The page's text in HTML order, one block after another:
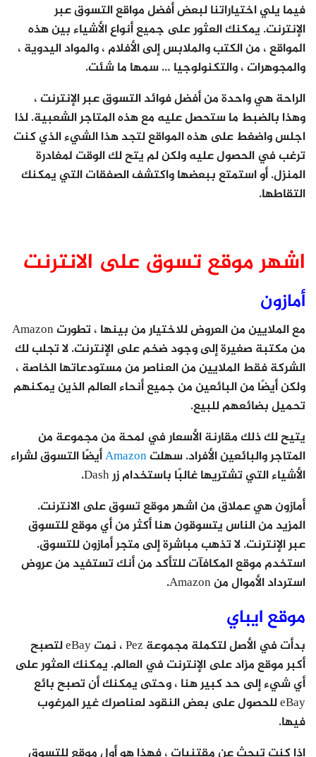
فيما يلي اختياراتنا لبعض أفضل مواقع التسوق عبر
الإنترنت. يمكنك العثور على جميع أنواع الأشياء بين هذه
المواقع ، من الكتب والملابس إلى الأفلام ، والمواد اليدوية ،
والمجوهرات ، والتكنولوجيا … سمها ما شئت.
الراحة هي واحدة من أفضل فوائد التسوق عبر الإنترنت ،
وهذا بالضبط ما ستحصل عليه مع هذه المتاجر الشعبية. لذا
اجلس واضغط على هذه المواقع لتجد هذا الشيء الذي كنت
ترغب في الحصول عليه ولكن لم يتح لك الوقت لمغادرة
المنزل. أو استمتع ببعضها واكتشف الصفقات التي يمكنك
التقاطها.
اشهر موقع تسوق على الانترنت
أمازون
مع الملايين من العروض للاختيار من بينها ، تطورت Amazon
من مكتبة صغيرة إلى وجود ضخم على الإنترنت. لا تجلب لك
الشركة فقط الملايين من العناصر من مستودعاتها الخاصة ،
ولكن أيضًا من البائعين من جميع أنحاء العالم الذين يمكنهم
تحميل بضائعهم للبيع.
يتيح لك ذلك مقارنة الأسعار في لمحة من مجموعة من
المتاجر والبائعين الأفراد. سهلتAmazonأيضًا التسوق لشراء
الأشياء التي تشتريها غالبًا باستخدام زر Dash.
أمازون هي عملاق من اشهر موقع تسوق على الانترنت.
المزيد من الناس يتسوقون هنا أكثر من أي موقع للتسوق
عبر الإنترنت. لا تذهب مباشرة إلى متجر أمازون للتسوق.
استخدم موقع المكافآت للتأكد من أنك تستفيد من عروض
استرداد الأموال من Amazon.
موقع ايباي
بدأت في الأصل لتكملة مجموعة Pez ، نمت eBay لتصبح
أكبر موقع مزاد على الإنترنت في العالم. يمكنك العثور على
أي شيء إلى حد كبير هنا ، وحتى يمكنك أن تصبح بائع
eBay للحصول على بعض النقود لعناصرك غير المرغوب
فيها.